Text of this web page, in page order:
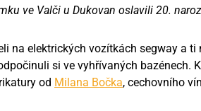
ve Valči u Dukovan oslavili 20.
na elektrických vozítkách segway a
si ve vyhřívaných bazénech.
od Milana Bočka, cechovního